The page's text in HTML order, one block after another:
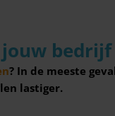
bedrijf
? In de meeste
lastiger.